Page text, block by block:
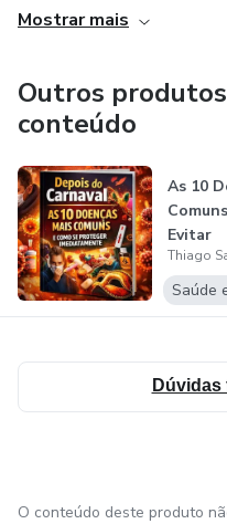
Mostrar mais
Outros
conteúdo
As 10
Evitar
Thiago
Saúde
Dúvidas
O conteúdo deste produto